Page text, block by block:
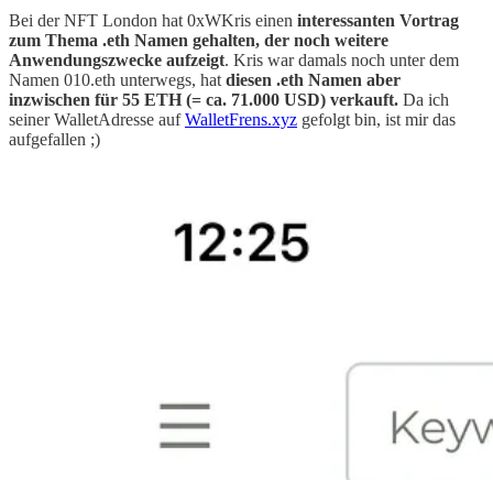
Bei der NFT London hat 0xWKris einen interessanten Vortrag
zum Thema .eth Namen gehalten, der noch weitere
Anwendungszwecke aufzeigt. Kris war damals noch unter dem
Namen 010.eth unterwegs, hat diesen .eth Namen aber
inzwischen für 55 ETH (= ca. 71.000 USD) verkauft. Da ich
seiner WalletAdresse aufWalletFrens.xyz gefolgt bin, ist mir das
aufgefallen ;)